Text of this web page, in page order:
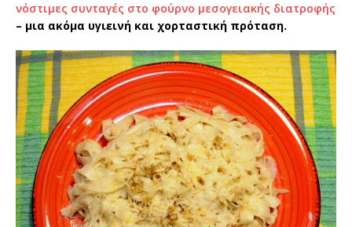
νόστιμες συνταγές στο φούρνο μεσογειακής διατροφής
– μια ακόμα υγιεινή και χορταστική πρόταση.